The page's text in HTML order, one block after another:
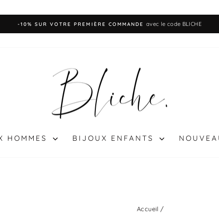
HOMMES BIJOUX ENFANTS
Accueil /